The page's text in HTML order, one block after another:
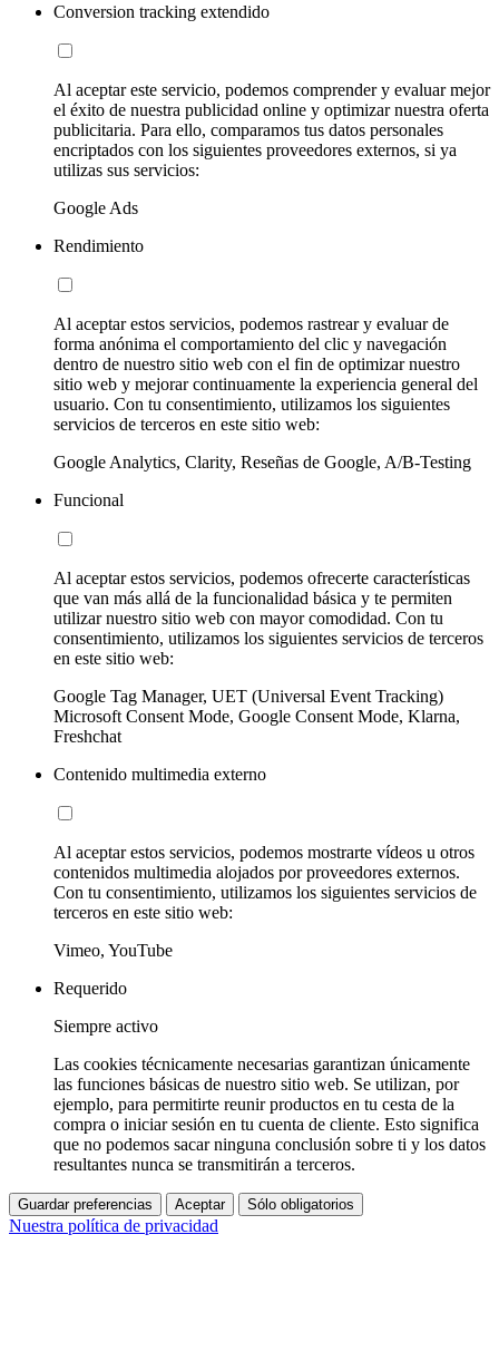
Conversion tracking extendido
Al aceptar este servicio, podemos comprender y evaluar mejor
el éxito de nuestra publicidad online y optimizar nuestra oferta
publicitaria. Para ello, comparamos tus datos personales
encriptados con los siguientes proveedores externos, si ya
utilizas sus servicios:
Google Ads
Rendimiento
Al aceptar estos servicios, podemos rastrear y evaluar de
forma anónima el comportamiento del clic y navegación
dentro de nuestro sitio web con el fin de optimizar nuestro
sitio web y mejorar continuamente la experiencia general del
usuario. Con tu consentimiento, utilizamos los siguientes
servicios de terceros en este sitio web:
Google Analytics, Clarity, Reseñas de Google, A/B-Testing
Funcional
Al aceptar estos servicios, podemos ofrecerte características
que van más allá de la funcionalidad básica y te permiten
utilizar nuestro sitio web con mayor comodidad. Con tu
consentimiento, utilizamos los siguientes servicios de terceros
en este sitio web:
Google Tag Manager, UET (Universal Event Tracking)
Microsoft Consent Mode, Google Consent Mode, Klarna,
Freshchat
Contenido multimedia externo
Al aceptar estos servicios, podemos mostrarte vídeos u otros
contenidos multimedia alojados por proveedores externos.
Con tu consentimiento, utilizamos los siguientes servicios de
terceros en este sitio web:
Vimeo, YouTube
Requerido
Siempre activo
Las cookies técnicamente necesarias garantizan únicamente
las funciones básicas de nuestro sitio web. Se utilizan, por
ejemplo, para permitirte reunir productos en tu cesta de la
compra o iniciar sesión en tu cuenta de cliente. Esto significa
que no podemos sacar ninguna conclusión sobre ti y los datos
resultantes nunca se transmitirán a terceros.
Guardar preferencias Aceptar Sólo obligatorios
Nuestra política de privacidad